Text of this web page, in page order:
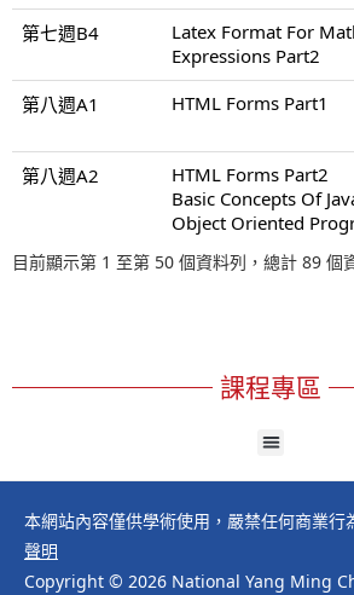
第七週B4
Latex Format For
Expressions Part2
第八週A1
HTML Forms Part1
第八週A2
HTML Forms Part2
Basic Concepts Of
Object Oriented
目前顯示第 1 至第 50 個資料列，總計 89 個
課程專區
本網站內容僅供學術使用，嚴禁任何商業行
聲明
Copyright © 2026 National Yang Ming